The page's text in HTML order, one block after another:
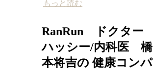
もっと読む
RanRun ドクター
ハッシー/内科医 橋
本将吉の 健康コンパ